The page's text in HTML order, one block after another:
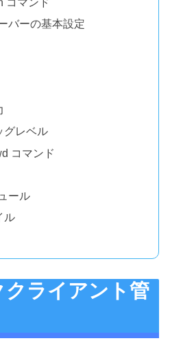
コマンド
バーの基本設定
グレベル
コマンド
ール
ル
ライアント管